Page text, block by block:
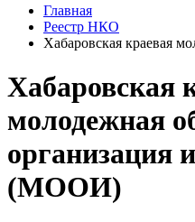
Главная
Реестр НКО
Хабаровская краевая
Хабаровская
молодежная
организация
(МООИ)